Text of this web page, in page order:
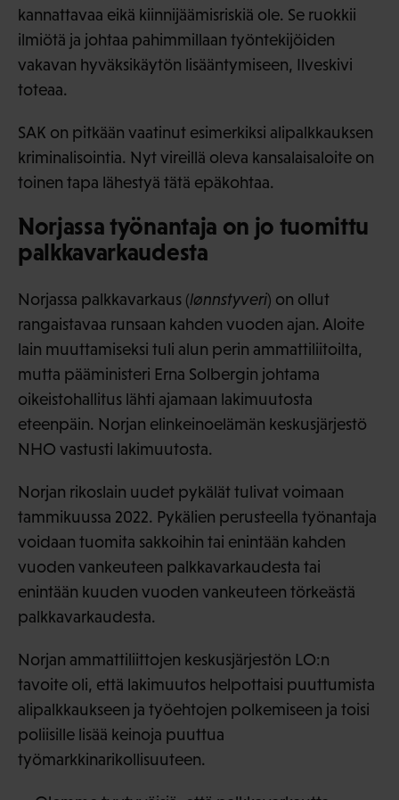
kannattavaa eikä kiinnijäämisriskiä ole. Se ruokkii
ilmiötä ja johtaa pahimmillaan työntekijöiden
vakavan hyväksikäytön lisääntymiseen, Ilveskivi
toteaa.
SAK on pitkään vaatinut esimerkiksi alipalkkauksen
kriminalisointia. Nyt vireillä oleva kansalaisaloite on
toinen tapa lähestyä tätä epäkohtaa.
Norjassa työnantaja on jo tuomittu
palkkavarkaudesta
Norjassa palkkavarkaus (lønnstyveri) on ollut
rangaistavaa runsaan kahden vuoden ajan. Aloite
lain muuttamiseksi tuli alun perin ammattiliitoilta,
mutta pääministeri Erna Solbergin johtama
oikeistohallitus lähti ajamaan lakimuutosta
eteenpäin. Norjan elinkeinoelämän keskusjärjestö
NHO vastusti lakimuutosta.
Norjan rikoslain uudet pykälät tulivat voimaan
tammikuussa 2022. Pykälien perusteella työnantaja
voidaan tuomita sakkoihin tai enintään kahden
vuoden vankeuteen palkkavarkaudesta tai
enintään kuuden vuoden vankeuteen törkeästä
palkkavarkaudesta.
Norjan ammattiliittojen keskusjärjestön LO:n
tavoite oli, että lakimuutos helpottaisi puuttumista
alipalkkaukseen ja työehtojen polkemiseen ja toisi
poliisille lisää keinoja puuttua
työmarkkinarikollisuuteen.